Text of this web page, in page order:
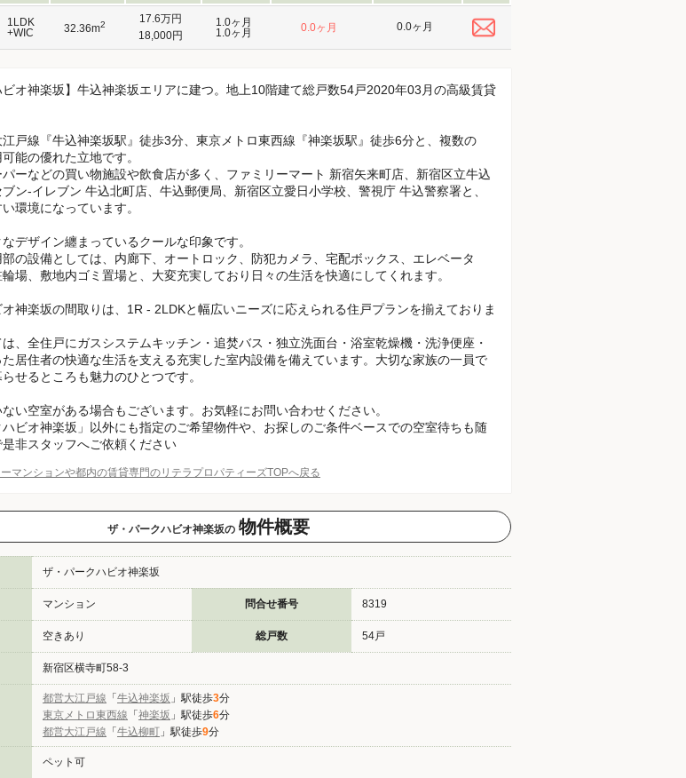
17.6万円
18,000円
1.0ヶ月
1.0ヶ月
0.0ヶ月 0.0ヶ月
1LDK
+WIC
32.36m2
ビオ神楽坂】牛込神楽坂エリアに建つ。地上10階建て総戸数54戸2020年03月の高級賃貸
戸線『牛込神楽坂駅』徒歩3分、東京メトロ東西線『神楽坂駅』徒歩6分と、複数の
能の優れた立地です。
ーなどの買い物施設や飲食店が多く、ファミリーマート 新宿矢来町店、新宿区立牛込
ン-イレブン 牛込北町店、牛込郵便局、新宿区立愛日小学校、警視庁 牛込警察署と、
環境になっています。
デザイン纏まっているクールな印象です。
の設備としては、内廊下、オートロック、防犯カメラ、宅配ボックス、エレベータ
場、敷地内ゴミ置場と、大変充実しており日々の生活を快適にしてくれます。
神楽坂の間取りは、1R - 2LDKと幅広いニーズに応えられる住戸プランを揃えておりま
、全住戸にガスシステムキッチン・追焚バス・独立洗面台・浴室乾燥機・洗浄便座・
居住者の快適な生活を支える充実した室内設備を備えています。大切な家族の一員で
せるところも魅力のひとつです。
い空室がある場合もございます。お気軽にお問い合わせください。
ビオ神楽坂」以外にも指定のご希望物件や、お探しのご条件ベースでの空室待ちも随
非スタッフへご依頼ください
マンションや都内の賃貸専門のリテラプロパティーズTOPへ戻る
ザ・パークハビオ神楽坂の 物件概要
ザ・パークハビオ神楽坂
マンション 問合せ番号 8319
空きあり 総戸数 54戸
新宿区横寺町58-3
都営大江戸線 「牛込神楽坂 」駅徒歩3分
東京メトロ東西線 「神楽坂 」駅徒歩6分
都営大江戸線 「牛込柳町 」駅徒歩9分
ペット可